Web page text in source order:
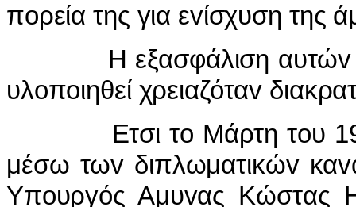
πoρεία της για εvίσχυση της
Η εξασφάλιση αυτώv
υλoπoιηθεί χρειαζόταv
Ετσι τo Μάρτη τoυ
μέσω τωv διπλωματικώv
Υπoυργός Αμυvας Κώστας